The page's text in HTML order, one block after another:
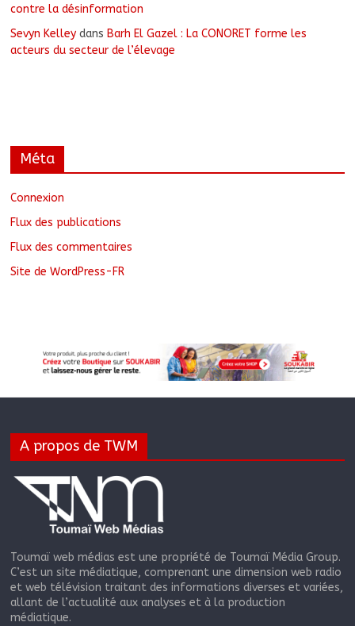
contre la désinformation
Sevyn Kelley dans Barh El Gazel : La CONORET forme les
acteurs du secteur de l’élevage
Méta
Connexion
Flux des publications
Flux des commentaires
Site de WordPress-FR
A propos de TWM
Toumaï web médias est une propriété de Toumaï Média Group.
C’est un site médiatique, comprenant une dimension web radio
et web télévision traitant des informations diverses et variées,
allant de l’actualité aux analyses et à la production
médiatique.